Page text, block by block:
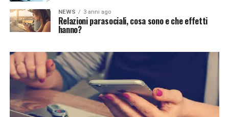
NEWS 3 anni ago
Relazioni parasociali, cosa sono e che effetti
hanno?